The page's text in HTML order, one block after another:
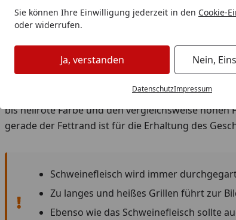
Sie können Ihre Einwilligung jederzeit in den Cookie-
oder widerrufen.
Ja, verstanden Nein,
DatenschutzImpressum
Erstellt am: 15.01.2019
Grundsätzliches zu
Schweinefleisch grillen:
Egal, ob Steaks, Koteletts oder Filets,
sowohl für den Grilleinsteiger als auch den Profi
bis hellrote Farbe und den vergleichsweise
gerade der Fettrand ist für die Erhaltung des
Schweinefleisch wird immer
Zu langes und heißes Grillen führt zur
Ebenso wie das Schweinefleisch sollte